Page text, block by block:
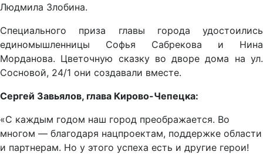
Людмила Злобина.
Специального приза главы города удостоились
единомышленницы Софья Сабрекова и Нина
Морданова. Цветочную сказку во дворе дома на ул.
Сосновой, 24/1 они создавали вместе.
Сергей Завьялов, глава Кирово-Чепецка:
«С каждым годом наш город преображается. Во
многом — благодаря нацпроектам, поддержке области
и партнерам. Но у этого успеха есть и другие герои!